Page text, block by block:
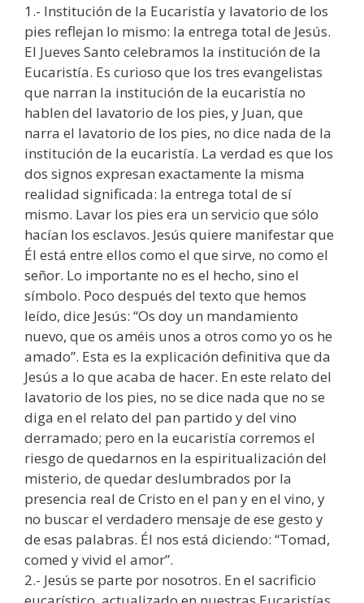
1.- Institución de la Eucaristía y lavatorio de los
pies reflejan lo mismo: la entrega total de Jesús.
El Jueves Santo celebramos la institución de la
Eucaristía. Es curioso que los tres evangelistas
que narran la institución de la eucaristía no
hablen del lavatorio de los pies, y Juan, que
narra el lavatorio de los pies, no dice nada de la
institución de la eucaristía. La verdad es que los
dos signos expresan exactamente la misma
realidad significada: la entrega total de sí
mismo. Lavar los pies era un servicio que sólo
hacían los esclavos. Jesús quiere manifestar que
Él está entre ellos como el que sirve, no como el
señor. Lo importante no es el hecho, sino el
símbolo. Poco después del texto que hemos
leído, dice Jesús: “Os doy un mandamiento
nuevo, que os améis unos a otros como yo os he
amado”. Esta es la explicación definitiva que da
Jesús a lo que acaba de hacer. En este relato del
lavatorio de los pies, no se dice nada que no se
diga en el relato del pan partido y del vino
derramado; pero en la eucaristía corremos el
riesgo de quedarnos en la espiritualización del
misterio, de quedar deslumbrados por la
presencia real de Cristo en el pan y en el vino, y
no buscar el verdadero mensaje de ese gesto y
de esas palabras. Él nos está diciendo: “Tomad,
comed y vivid el amor”.
2.- Jesús se parte por nosotros. En el sacrificio